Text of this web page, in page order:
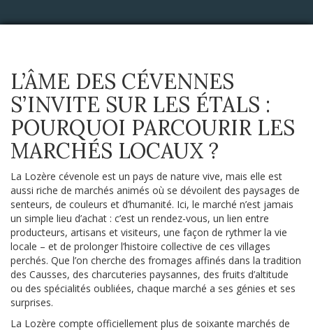
L’ÂME DES CÉVENNES
S’INVITE SUR LES ÉTALS :
POURQUOI PARCOURIR LES
MARCHÉS LOCAUX ?
La Lozère cévenole est un pays de nature vive, mais elle est
aussi riche de marchés animés où se dévoilent des paysages de
senteurs, de couleurs et d’humanité. Ici, le marché n’est jamais
un simple lieu d’achat : c’est un rendez-vous, un lien entre
producteurs, artisans et visiteurs, une façon de rythmer la vie
locale – et de prolonger l’histoire collective de ces villages
perchés. Que l’on cherche des fromages affinés dans la tradition
des Causses, des charcuteries paysannes, des fruits d’altitude
ou des spécialités oubliées, chaque marché a ses génies et ses
surprises.
La Lozère compte officiellement plus de soixante marchés de